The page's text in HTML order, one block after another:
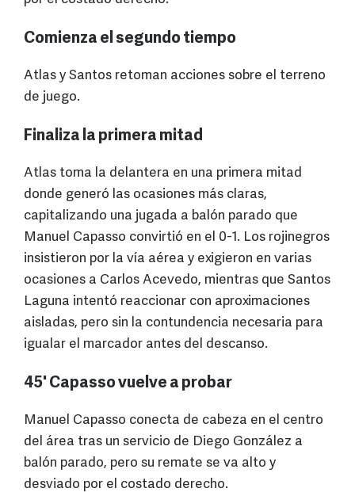
Comienza el segundo tiempo
Atlas y Santos retoman acciones sobre el terreno
de juego.
Finaliza la primera mitad
Atlas toma la delantera en una primera mitad
donde generó las ocasiones más claras,
capitalizando una jugada a balón parado que
Manuel Capasso convirtió en el 0-1. Los rojinegros
insistieron por la vía aérea y exigieron en varias
ocasiones a Carlos Acevedo, mientras que Santos
Laguna intentó reaccionar con aproximaciones
aisladas, pero sin la contundencia necesaria para
igualar el marcador antes del descanso.
45' Capasso vuelve a probar
Manuel Capasso conecta de cabeza en el centro
del área tras un servicio de Diego González a
balón parado, pero su remate se va alto y
desviado por el costado derecho.